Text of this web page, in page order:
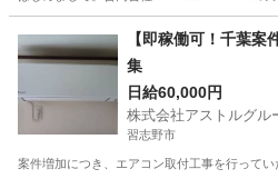
市川駅 大工
【即稼働可！千葉案
集
日給60,000円
株式会社アストルグル
習志野市
案件増加につき、エアコン取付工事を行って